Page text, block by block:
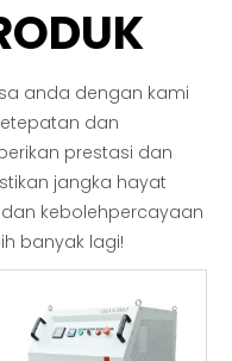
anda dengan kami
dan
prestasi dan
jangka hayat
kebolehpercayaan
banyak lagi!